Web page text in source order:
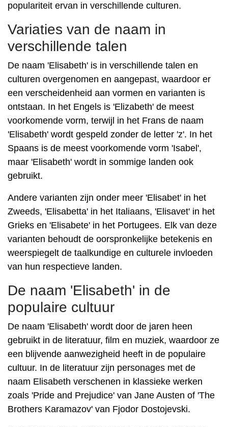
populariteit ervan in verschillende culturen.
Variaties van de naam in
verschillende talen
De naam 'Elisabeth' is in verschillende talen en
culturen overgenomen en aangepast, waardoor er
een verscheidenheid aan vormen en varianten is
ontstaan. In het Engels is 'Elizabeth' de meest
voorkomende vorm, terwijl in het Frans de naam
'Elisabeth' wordt gespeld zonder de letter 'z'. In het
Spaans is de meest voorkomende vorm 'Isabel',
maar 'Elisabeth' wordt in sommige landen ook
gebruikt.
Andere varianten zijn onder meer 'Elisabet' in het
Zweeds, 'Elisabetta' in het Italiaans, 'Elisavet' in het
Grieks en 'Elisabete' in het Portugees. Elk van deze
varianten behoudt de oorspronkelijke betekenis en
weerspiegelt de taalkundige en culturele invloeden
van hun respectieve landen.
De naam 'Elisabeth' in de
populaire cultuur
De naam 'Elisabeth' wordt door de jaren heen
gebruikt in de literatuur, film en muziek, waardoor ze
een blijvende aanwezigheid heeft in de populaire
cultuur. In de literatuur zijn personages met de
naam Elisabeth verschenen in klassieke werken
zoals 'Pride and Prejudice' van Jane Austen of 'The
Brothers Karamazov' van Fjodor Dostojevski.